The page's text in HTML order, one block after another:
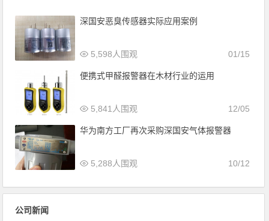
深国安恶臭传感器实际应用案例
01/15
5,598人围观
便携式甲醛报警器在木材行业的运用
12/05
5,841人围观
华为南方工厂再次采购深国安气体报警器
10/12
5,288人围观
公司新闻